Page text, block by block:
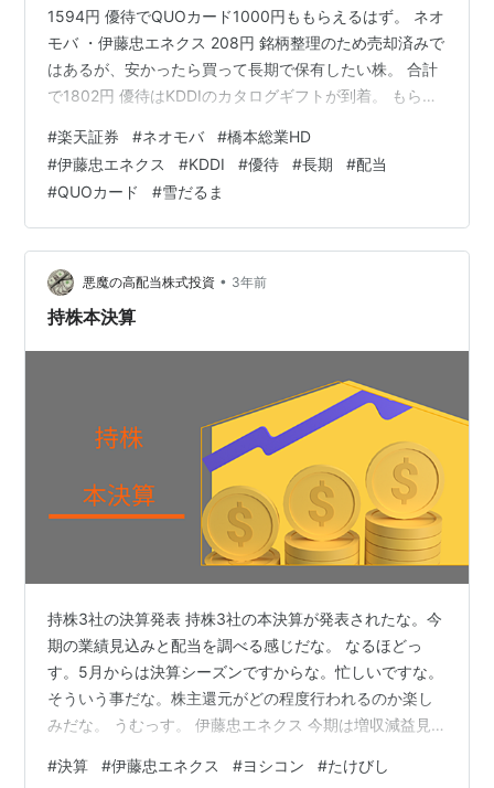
1594円 優待でQUOカード1000円ももらえるはず。 ネオ
モバ ・伊藤忠エネクス 208円 銘柄整理のため売却済みで
はあるが、安かったら買って長期で保有したい株。 合計
で1802円 優待はKDDIのカタログギフトが到着。 もらう
るのは再来年あたり。 この優待は維持して欲しいところ
だが・・・ にほんブログ村
#楽天証券 #ネオモバ #橋本総業HD
#伊藤忠エネクス #KDDI #優待 #長期 #配当
#QUOカード #雪だるま
悪魔の高配当株式投資 • 3年前
持株本決算
持株3社の決算発表 持株3社の本決算が発表されたな。今
期の業績見込みと配当を調べる感じだな。 なるほどっ
す。5月からは決算シーズンですからな。忙しいですな。
そういう事だな。株主還元がどの程度行われるのか楽し
みだな。 うむっす。 伊藤忠エネクス 今期は増収減益見
準となっている。 なるほどっす・・・エネルギー扱って
#決算 #伊藤忠エネクス #ヨシコン #たけびし